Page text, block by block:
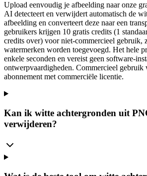
Upload eenvoudig je afbeelding naar onze
AI detecteert en verwijdert automatisch de
afbeelding en converteert deze naar een
gebruikers krijgen 10 gratis credits (1
credits over) voor niet-commercieel gebruik,
watermerken worden toegevoegd. Het hele
enkele seconden en vereist geen software-
ontwerpvaardigheden. Commercieel gebruik
abonnement met commerciële licentie.
Kan ik witte achtergronden uit
verwijderen?